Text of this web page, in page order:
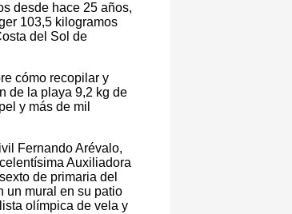
desde hace 25 años,
103,5 kilogramos
del Sol de
cómo recopilar y
de la playa 9,2 kg de
y más de mil
Fernando Arévalo,
Auxiliadora
de primaria del
un mural en su patio
olímpica de vela y